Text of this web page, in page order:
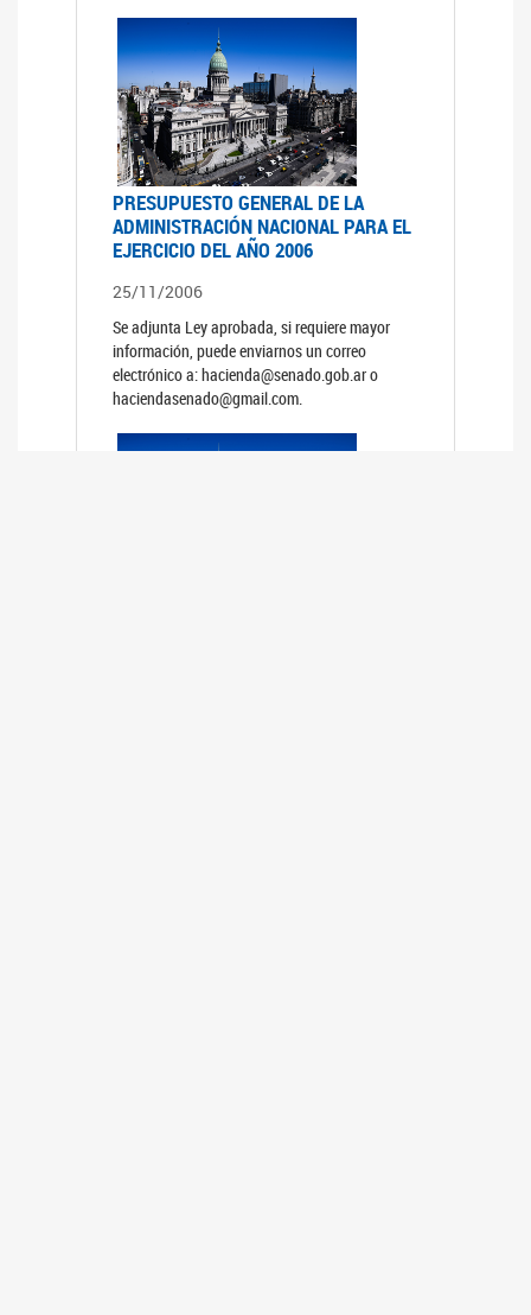
PRESUPUESTO GENERAL DE LA
ADMINISTRACIÓN NACIONAL PARA EL
EJERCICIO DEL AÑO 2006
25/11/2006
Se adjunta Ley aprobada, si requiere mayor
información, puede enviarnos un correo
electrónico a: hacienda@senado.gob.ar o
haciendasenado@gmail.com.